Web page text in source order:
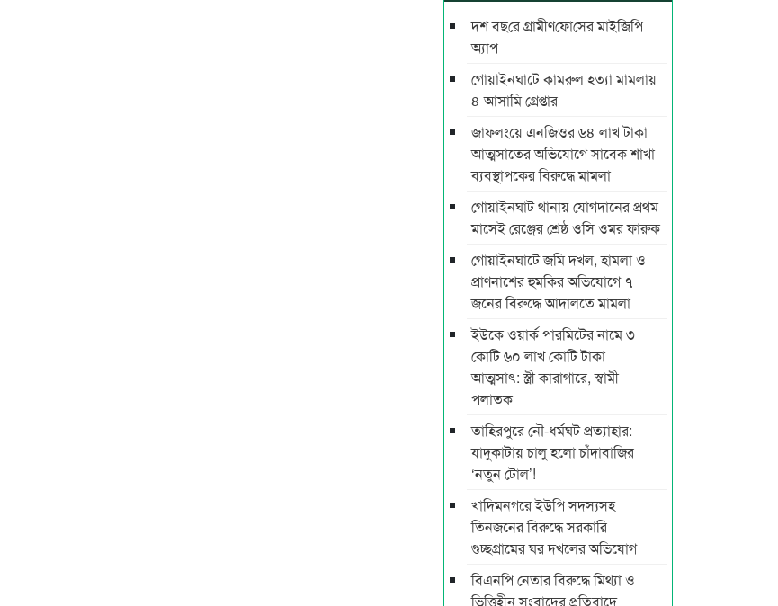
দশ বছ‌রে গ্রামীণ‌ফো‌সের মাইজিপি
অ্যাপ
গোয়াইনঘাটে কামরুল হত্যা মামলায়
৪ আসামি গ্রেপ্তার
জাফলংয়ে এনজিওর ৬৪ লাখ টাকা
আত্মসাতের অভিযোগে সাবেক শাখা
ব্যবস্থাপকের বিরুদ্ধে মামলা
গোয়াইনঘাট থানায় যোগদানের প্রথম
মাসেই রেঞ্জের শ্রেষ্ঠ ওসি ওমর ফারুক
গোয়াইনঘাটে জমি দখল, হামলা ও
প্রাণনাশের হুমকির অভিযোগে ৭
জনের বিরুদ্ধে আদালতে মামলা
ইউকে ওয়ার্ক পারমিটের নামে ৩
কোটি ৬০ লাখ কোটি টাকা
আত্মসাৎ: স্ত্রী কারাগারে, স্বামী
পলাতক
তাহিরপুরে নৌ-ধর্মঘট প্রত্যাহার:
যাদুকাটায় চালু হলো চাঁদাবাজির
‘নতুন টোল’!
খাদিমনগরে ইউপি সদস্যসহ
তিনজনের বিরুদ্ধে সরকারি
গুচ্ছগ্রামের ঘর দখলের অভিযোগ
বিএনপি নেতার বিরুদ্ধে মিথ্যা ও
ভিত্তিহীন সংবাদের প্রতিবাদে